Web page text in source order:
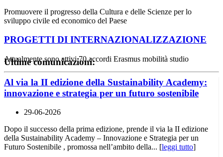
Promuovere il progresso della Cultura e delle Scienze per lo
sviluppo civile ed economico del Paese
PROGETTI DI INTERNAZIONALIZZAZIONE
Attualmente sono attivi 70 accordi Erasmus mobilità studio
Ultime comunicazioni:
Al via la II edizione della Sustainability Academy:
innovazione e strategia per un futuro sostenibile
29-06-2026
Dopo il successo della prima edizione, prende il via la II edizione
della Sustainability Academy – Innovazione e Strategia per un
Futuro Sostenibile , promossa nell’ambito della... [leggi tutto]